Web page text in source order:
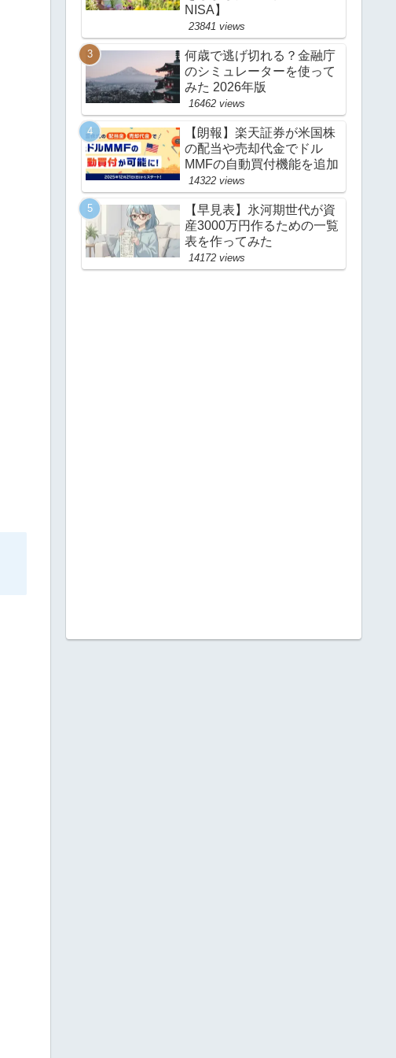
NISA】
23841 views
何歳で逃げ切れる？金融庁
のシミュレーターを使って
みた 2026年版
16462 views
【朗報】楽天証券が米国株
の配当や売却代金でドル
MMFの自動買付機能を追加
14322 views
【早見表】氷河期世代が資
産3000万円作るための一覧
表を作ってみた
14172 views